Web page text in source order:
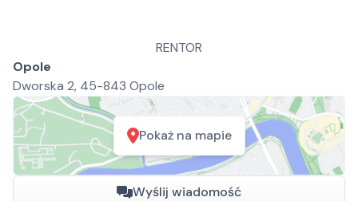
RENTOR
Opole
Dworska 2, 45-843 Opole
Pokaż na mapie
Wyślij wiadomość